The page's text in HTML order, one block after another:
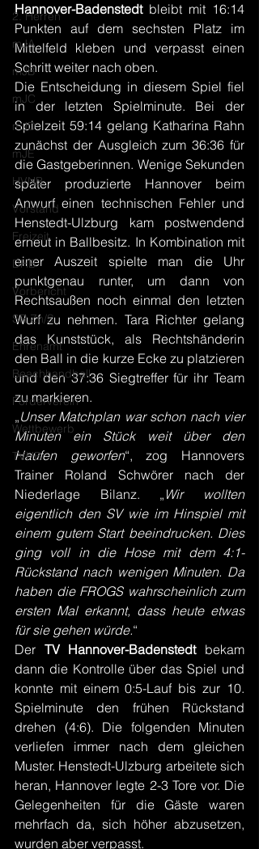
2. Herren
mJA
mJB
mJC
mJD
mJE
HVNB
Vorstand
Freizeit
DHB
Vorbericht
SR Zn/S
Ehrenamt
Beachhandball
Förderverein
Wettbewerb
TVHB
Hannover-Badenstedt bleibt mit 16:14
Punkten auf dem sechsten Platz im
Mittelfeld kleben und verpasst einen
Schritt weiter nach oben.
Die Entscheidung in diesem Spiel fiel
in der letzten Spielminute. Bei der
Spielzeit 59:14 gelang Katharina Rahn
zunächst der Ausgleich zum 36:36 für
die Gastgeberinnen. Wenige Sekunden
später produzierte Hannover beim
Anwurf einen technischen Fehler und
Henstedt-Ulzburg kam postwendend
erneut in Ballbesitz. In Kombination mit
einer Auszeit spielte man die Uhr
punktgenau runter, um dann von
Rechtsaußen noch einmal den letzten
Wurf zu nehmen. Tara Richter gelang
das Kunststück, als Rechtshänderin
den Ball in die kurze Ecke zu platzieren
und den 37:36 Siegtreffer für ihr Team
zu markieren.
„Unser Matchplan war schon nach vier
Minuten ein Stück weit über den
Haufen geworfen“, zog Hannovers
Trainer Roland Schwörer nach der
Niederlage Bilanz. „ Wir wollten
eigentlich den SV wie im Hinspiel mit
einem gutem Start beeindrucken. Dies
ging voll in die Hose mit dem 4:1-
Rückstand nach wenigen Minuten. Da
haben die FROGS wahrscheinlich zum
ersten Mal erkannt, dass heute etwas
für sie gehen würde.“
Der TV Hannover-Badenstedt bekam
dann die Kontrolle über das Spiel und
konnte mit einem 0:5-Lauf bis zur 10.
Spielminute den frühen Rückstand
drehen (4:6). Die folgenden Minuten
verliefen immer nach dem gleichen
Muster. Henstedt-Ulzburg arbeitete sich
heran, Hannover legte 2-3 Tore vor. Die
Gelegenheiten für die Gäste waren
mehrfach da, sich höher abzusetzen,
wurden aber verpasst.